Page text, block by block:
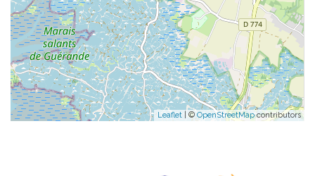
Leaflet | © OpenStreetMapcontributors